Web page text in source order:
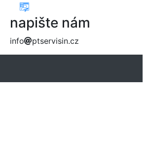
napište nám
info ptservisin.cz